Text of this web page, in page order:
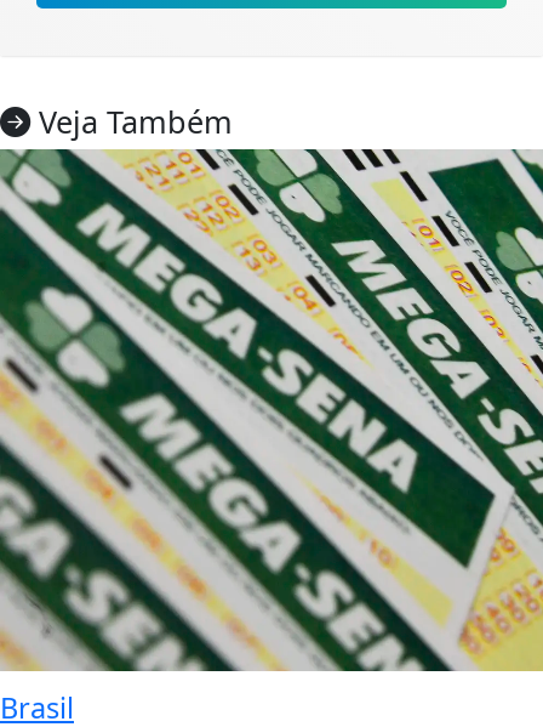
Veja Também
Brasil